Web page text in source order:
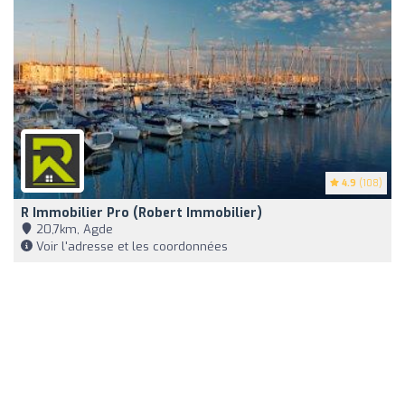
4.9 (108)
R Immobilier Pro (Robert Immobilier)
20,7km, Agde
Voir l'adresse et les coordonnées